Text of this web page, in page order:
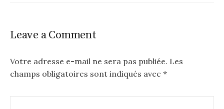
Leave a Comment
Votre adresse e-mail ne sera pas publiée. Les
champs obligatoires sont indiqués avec *